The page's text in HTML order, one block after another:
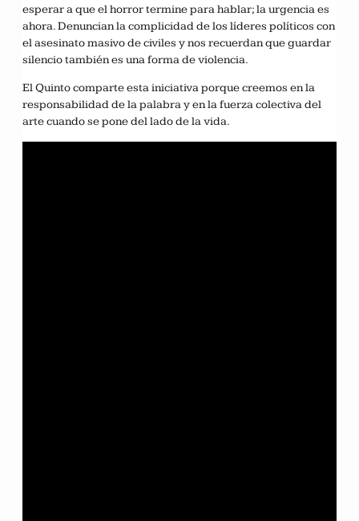
esperar a que el horror termine para hablar; la urgencia es
ahora. Denuncian la complicidad de los líderes políticos con
el asesinato masivo de civiles y nos recuerdan que guardar
silencio también es una forma de violencia.
El Quinto comparte esta iniciativa porque creemos en la
responsabilidad de la palabra y en la fuerza colectiva del
arte cuando se pone del lado de la vida.